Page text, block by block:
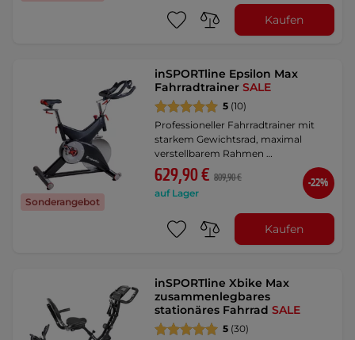
Kaufen
Sonderangebot
inSPORTline Epsilon Max
FahrradtrainerSALE
5 (10)
Professioneller Fahrradtrainer mit
starkem Gewichtsrad, maximal
verstellbarem Rahmen …
629,90 € 809,90 €
auf Lager
-22%
Kaufen
inSPORTline Xbike Max
zusammenlegbares
stationäres FahrradSALE
5 (30)